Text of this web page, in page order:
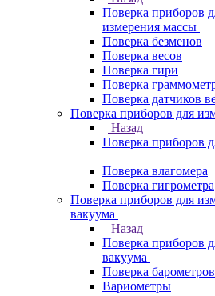
Поверка приборов
измерения массы
Поверка безменов
Поверка весов
Поверка гири
Поверка
Поверка датчиков
Поверка приборов для
Назад
Поверка приборов
Поверка влагомера
Поверка гигрометра
Поверка приборов для
вакуума
Назад
Поверка приборов
вакуума
Поверка барометров
Вариометры